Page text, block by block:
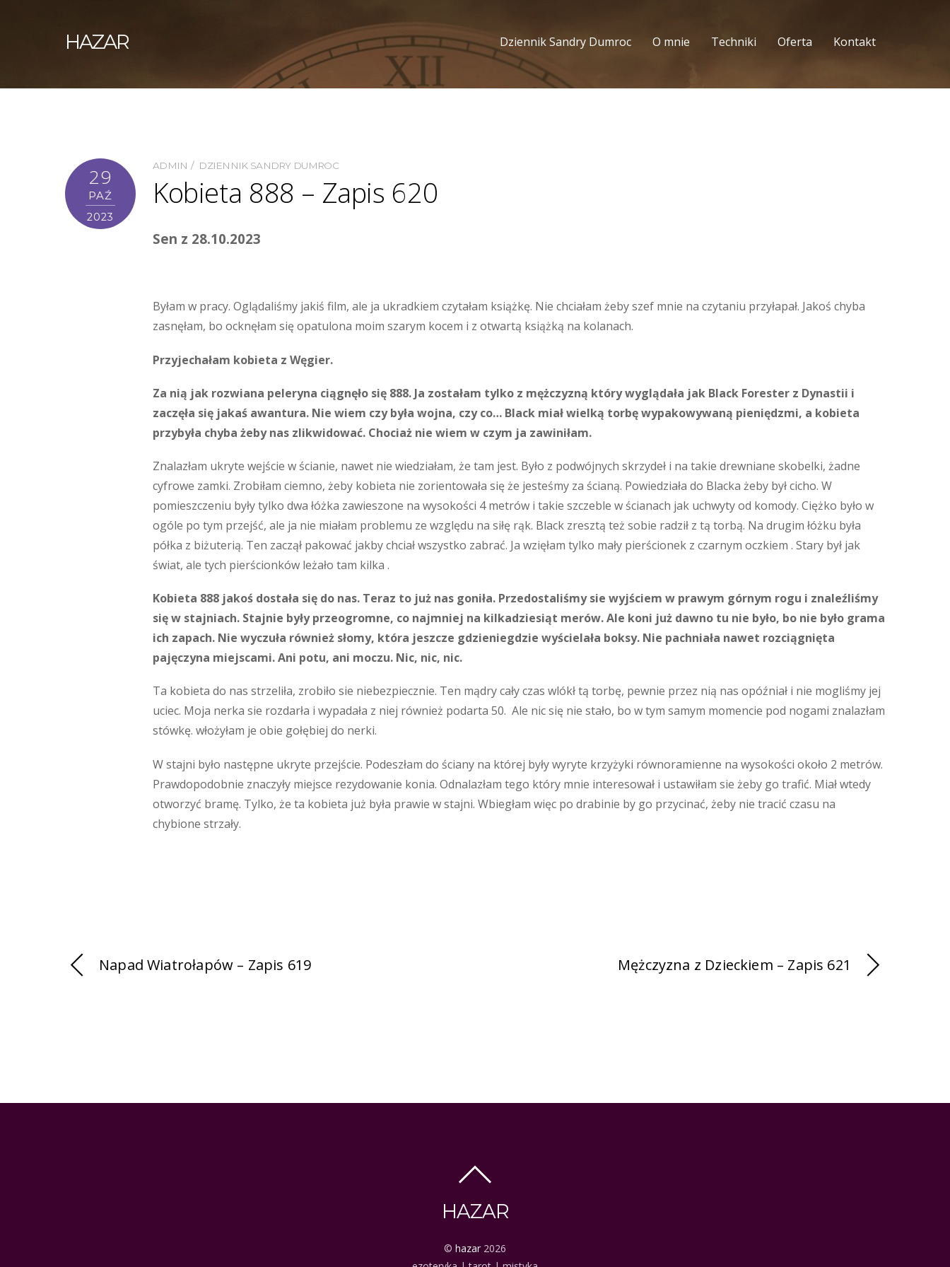
HAZAR Dziennik Sandry Dumroc O mnie Techniki Oferta Kontakt
29
PAŹ
2023
ADMIN DZIENNIK SANDRY DUMROC
Kobieta 888 – Zapis 620
Sen z 28.10.2023
Byłam w pracy. Oglądaliśmy jakiś film, ale ja ukradkiem czytałam książkę. Nie chciałam żeby szef mnie na czytaniu przyłapał. Jakoś chyba
zasnęłam, bo ocknęłam się opatulona moim szarym kocem i z otwartą książką na kolanach.
Przyjechałam kobieta z Węgier.
Za nią jak rozwiana peleryna ciągnęło się 888. Ja zostałam tylko z mężczyzną który wyglądała jak Black Forester z Dynastii i
zaczęła się jakaś awantura. Nie wiem czy była wojna, czy co… Black miał wielką torbę wypakowywaną pieniędzmi, a kobieta
przybyła chyba żeby nas zlikwidować. Chociaż nie wiem w czym ja zawiniłam.
Znalazłam ukryte wejście w ścianie, nawet nie wiedziałam, że tam jest. Było z podwójnych skrzydeł i na takie drewniane skobelki, żadne
cyfrowe zamki. Zrobiłam ciemno, żeby kobieta nie zorientowała się że jesteśmy za ścianą. Powiedziała do Blacka żeby był cicho. W
pomieszczeniu były tylko dwa łóżka zawieszone na wysokości 4 metrów i takie szczeble w ścianach jak uchwyty od komody. Ciężko było w
ogóle po tym przejść, ale ja nie miałam problemu ze względu na siłę rąk. Black zresztą też sobie radził z tą torbą. Na drugim łóżku była
półka z biżuterią. Ten zaczął pakować jakby chciał wszystko zabrać. Ja wzięłam tylko mały pierścionek z czarnym oczkiem . Stary był jak
świat, ale tych pierścionków leżało tam kilka .
Kobieta 888 jakoś dostała się do nas. Teraz to już nas goniła. Przedostaliśmy sie wyjściem w prawym górnym rogu i znaleźliśmy
się w stajniach. Stajnie były przeogromne, co najmniej na kilkadziesiąt merów. Ale koni już dawno tu nie było, bo nie było grama
ich zapach. Nie wyczuła również słomy, która jeszcze gdzieniegdzie wyścielała boksy. Nie pachniała nawet rozciągnięta
pajęczyna miejscami. Ani potu, ani moczu. Nic, nic, nic.
Ta kobieta do nas strzeliła, zrobiło sie niebezpiecznie. Ten mądry cały czas wlókł tą torbę, pewnie przez nią nas opóźniał i nie mogliśmy jej
uciec. Moja nerka sie rozdarła i wypadała z niej również podarta 50. Ale nic się nie stało, bo w tym samym momencie pod nogami znalazłam
stówkę. włożyłam je obie gołębiej do nerki.
W stajni było następne ukryte przejście. Podeszłam do ściany na której były wyryte krzyżyki równoramienne na wysokości około 2 metrów.
Prawdopodobnie znaczyły miejsce rezydowanie konia. Odnalazłam tego który mnie interesował i ustawiłam sie żeby go trafić. Miał wtedy
otworzyć bramę. Tylko, że ta kobieta już była prawie w stajni. Wbiegłam więc po drabinie by go przycinać, żeby nie tracić czasu na
chybione strzały.
Napad Wiatrołapów – Zapis 619 Mężczyzna z Dzieckiem – Zapis 621
HAZAR
© hazar 2026